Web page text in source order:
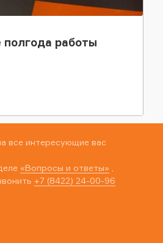
работы
все интересующие вас
«Вопросы и ответы»
+7 (8422) 24-00-96